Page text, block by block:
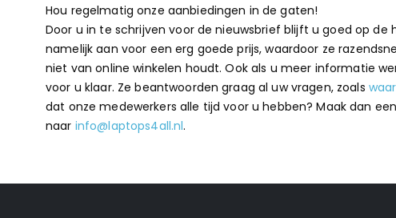
Hou regelmatig onze aanbiedingen in de gaten!
Door u in te schrijven voor de nieuwsbrief blijft u goed op
namelijk aan voor een erg goede prijs, waardoor ze
niet van online winkelen houdt. Ook als u meer informatie
voor u klaar. Ze beantwoorden graag al uw vragen, zoals
dat onze medewerkers alle tijd voor u hebben? Maak dan
naar info@laptops4all.nl.